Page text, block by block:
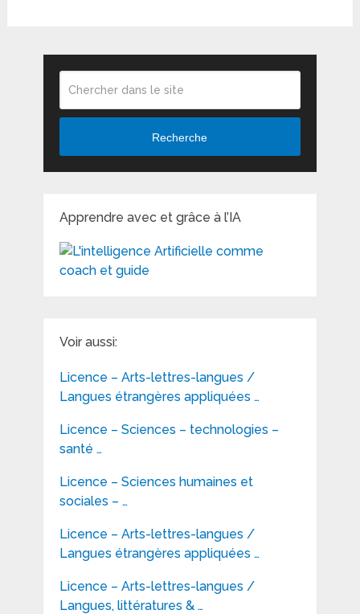
Recherche
Apprendre avec et grâce à l’IA
Voir aussi:
Licence – Arts-lettres-langues /
Langues étrangères appliquées …
Licence – Sciences – technologies –
santé …
Licence – Sciences humaines et
sociales – …
Licence – Arts-lettres-langues /
Langues étrangères appliquées …
Licence – Arts-lettres-langues /
Langues, littératures & …